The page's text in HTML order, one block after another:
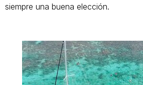
siempre una buena elección.